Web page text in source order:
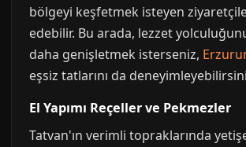
bölgeyi keşfetmek isteyen
edebilir. Bu arada, lezzet
daha genişletmek isterseniz,
eşsiz tatlarını da
El Yapımı Reçeller ve Pekmezler
Tatvan'ın verimli topraklarında